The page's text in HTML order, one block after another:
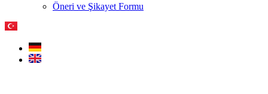
Öneri ve Şikayet Formu